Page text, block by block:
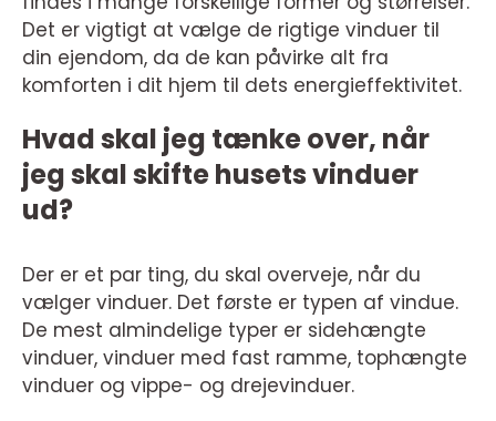
Det er vigtigt at vælge de rigtige vinduer til
din ejendom, da de kan påvirke alt fra
komforten i dit hjem til dets energieffektivitet.
Hvad skal jeg tænke over, når
jeg skal skifte husets vinduer
ud?
Der er et par ting, du skal overveje, når du
vælger vinduer. Det første er typen af vindue.
De mest almindelige typer er sidehængte
vinduer, vinduer med fast ramme, tophængte
vinduer og vippe- og drejevinduer.